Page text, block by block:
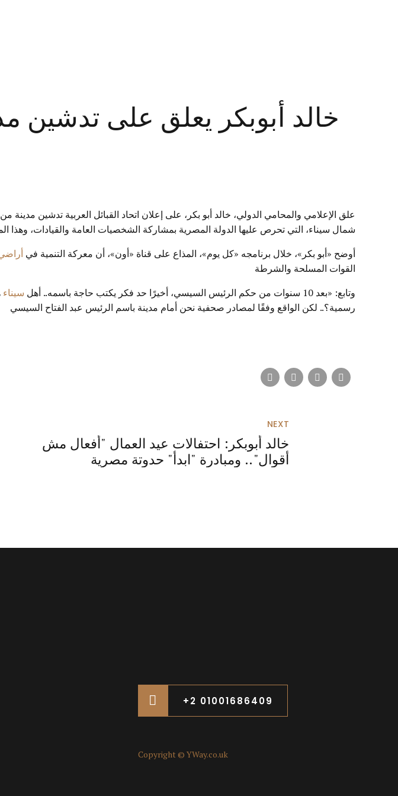
خالد أبوبكر يعلق على
علق الإعلامي والمحامي الدولي، خالد أبو بكر، على إعلان اتحاد القبائل العربية تدشين
شمال سيناء، التي تحرص عليها الدولة المصرية بمشاركة الشخصيات العامة والقيادات،
أوضح «أبو بكر»، خلال برنامجه «كل يوم»، المذاع على قناة «أون»، أن معركة التنمية في
القوات المسلحة والشرطة
وتابع: «بعد 10 سنوات من حكم الرئيس السيسي، أخيرًا حد فكر يكتب حاجة باسمه.. أهل
سيناء
رسمية؟.. لكن الواقع وفقًا لمصادر صحفية نحن أمام مدينة باسم الرئيس عبد الفتاح السيسي
NEXT
خالد أبوبكر: احتفالات عيد العمال "أفعال مش
أقوال".. ومبادرة "ابدأ" حدوتة مصرية
+2 01001686409
Copyright ©YWay.co.uk